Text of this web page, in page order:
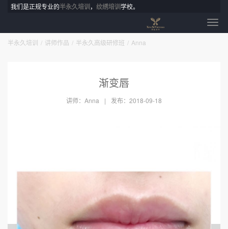
我们是正规专业的半永久培训， 纹绣培训学校。
半永久培训 讲师作品 半永久高级研修班 Anna
渐变唇
讲师：Anna 发布：2018-09-18